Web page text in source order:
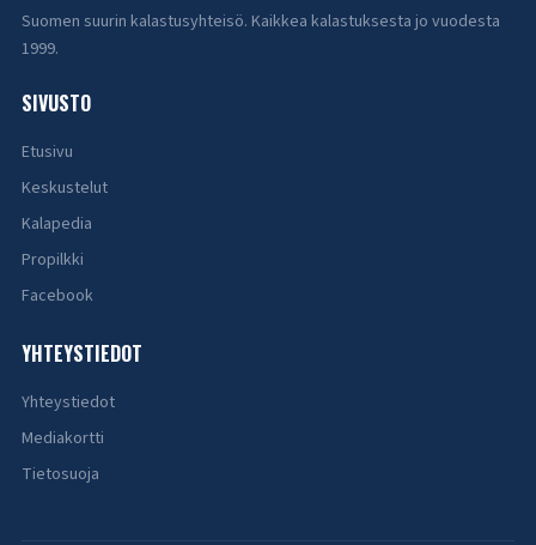
Suomen suurin kalastusyhteisö. Kaikkea kalastuksesta jo vuodesta
1999.
SIVUSTO
Etusivu
Keskustelut
Kalapedia
Propilkki
Facebook
YHTEYSTIEDOT
Yhteystiedot
Mediakortti
Tietosuoja